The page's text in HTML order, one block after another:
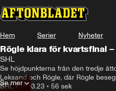
Hem Serier Nyheter
Rögle klara för kvartsfinal
SHL
Se höjdpunkterna från den tredje
Leksand och Rögle, där Rögle
SHL•14.03.23 • 56 sek
Se mer